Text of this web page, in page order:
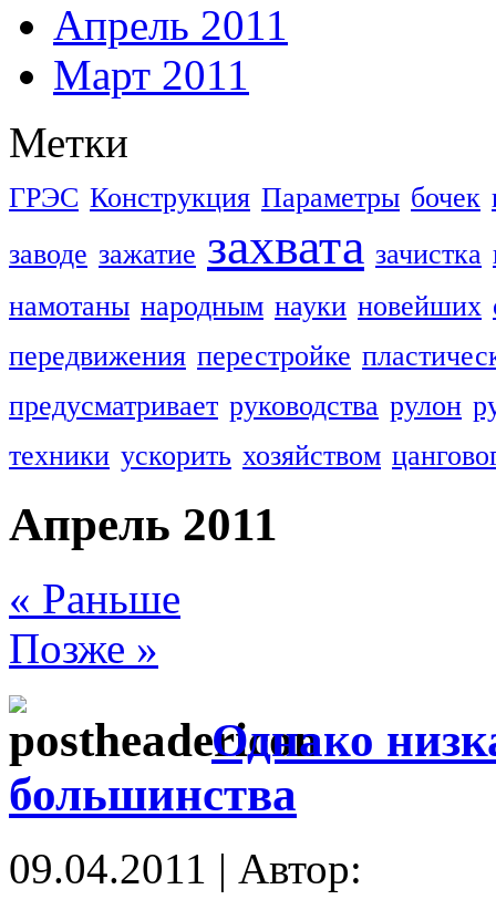
Апрель 2011
Март 2011
Метки
ГРЭС Конструкция Параметры бочек
заводе зажатие захвата зачистка
намотаны народным науки новейших
передвижения перестройке
предусматривает руководства рулон
техники ускорить хозяйством
Апрель 2011
« Раньше
Позже »
Однако
большинства
09.04.2011 | Автор: